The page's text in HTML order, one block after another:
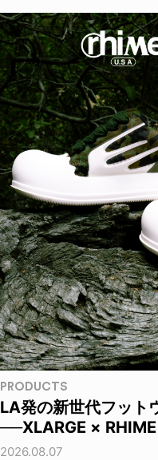
PRODUCTS
LA発の新世代フット
──XLARGE × RHIME
2026.08.07